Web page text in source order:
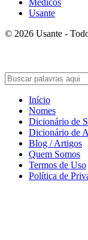
Médicos
Usante
© 2026 Usante -
Início
Nomes
Dicionário de
Dicionário de
Blog / Artigos
Quem Somos
Termos de Uso
Política de